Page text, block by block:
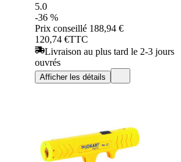
5.0
-36 %
Prix conseillé 188,94 €
120,74 €TTC
Livraison au plus tard le 2-3 jours
ouvrés
Afficher les détails